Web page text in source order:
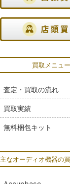
買取メニュー
査定・買取の流れ
買取実績
無料梱包キット
主なオーディオ機器の